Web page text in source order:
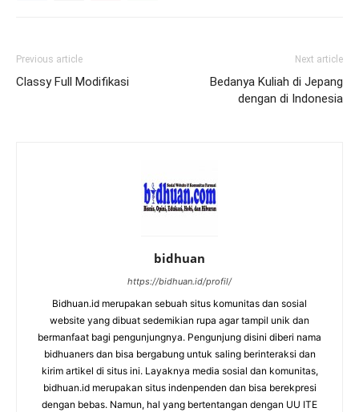
Previous article
Classy Full Modifikasi
Next article
Bedanya Kuliah di Jepang
dengan di Indonesia
bidhuan
https://bidhuan.id/profil/
Bidhuan.id merupakan sebuah situs komunitas dan sosial
website yang dibuat sedemikian rupa agar tampil unik dan
bermanfaat bagi pengunjungnya. Pengunjung disini diberi nama
bidhuaners dan bisa bergabung untuk saling berinteraksi dan
kirim artikel di situs ini. Layaknya media sosial dan komunitas,
bidhuan.id merupakan situs indenpenden dan bisa berekpresi
dengan bebas. Namun, hal yang bertentangan dengan UU ITE